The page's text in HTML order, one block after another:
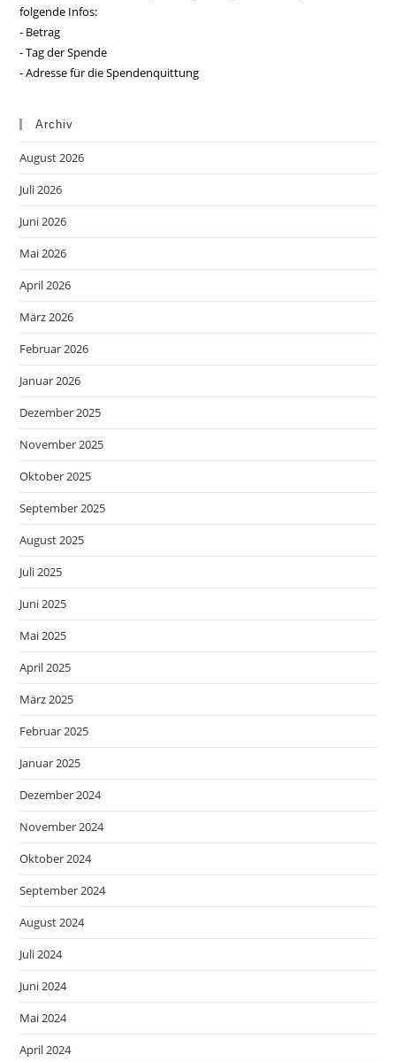
folgende Infos:
- Betrag
- Tag der Spende
- Adresse für die Spendenquittung
Archiv
August 2026
Juli 2026
Juni 2026
Mai 2026
April 2026
März 2026
Februar 2026
Januar 2026
Dezember 2025
November 2025
Oktober 2025
September 2025
August 2025
Juli 2025
Juni 2025
Mai 2025
April 2025
März 2025
Februar 2025
Januar 2025
Dezember 2024
November 2024
Oktober 2024
September 2024
August 2024
Juli 2024
Juni 2024
Mai 2024
April 2024